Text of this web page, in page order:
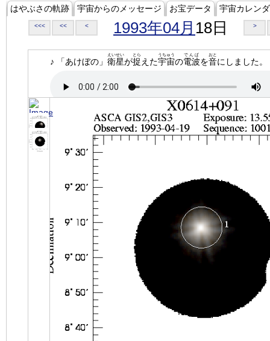
はやぶさの軌跡 宇宙からのメッセージ お宝データ 宇宙カレン
<<< << < 1993年04月 18日 >
♪ 「あけぼの」 衛星
えいせい
が捉
とら
えた宇宙
うちゅう
の電波
でんぱ
を音
おと
にしました。